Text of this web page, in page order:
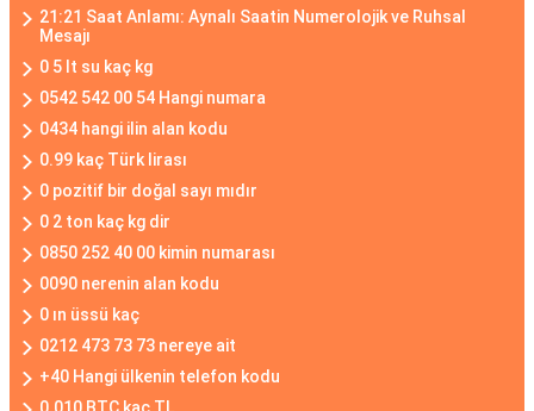
21:21 Saat Anlamı: Aynalı Saatin Numerolojik ve Ruhsal
Mesajı
0 5 lt su kaç kg
0542 542 00 54 Hangi numara
0434 hangi ilin alan kodu
0.99 kaç Türk lirası
0 pozitif bir doğal sayı mıdır
0 2 ton kaç kg dir
0850 252 40 00 kimin numarası
0090 nerenin alan kodu
0 ın üssü kaç
0212 473 73 73 nereye ait
+40 Hangi ülkenin telefon kodu